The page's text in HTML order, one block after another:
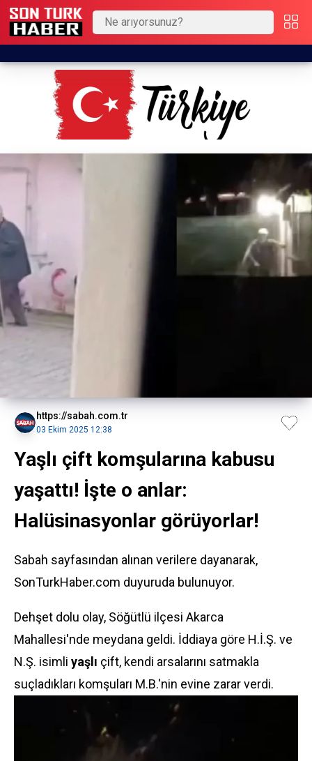
https://sabah.com.tr
03 Ekim 2025 12:38
Yaşlı çift komşularına kabusu
yaşattı! İşte o anlar:
Halüsinasyonlar görüyorlar!
Sabah sayfasından alınan verilere dayanarak,
SonTurkHaber.com duyuruda bulunuyor.
Dehşet dolu olay, Söğütlü ilçesi Akarca
Mahallesi'nde meydana geldi. İddiaya göre H.İ.Ş. ve
N.Ş. isimli yaşlı çift, kendi arsalarını satmakla
suçladıkları komşuları M.B.'nin evine zarar verdi.